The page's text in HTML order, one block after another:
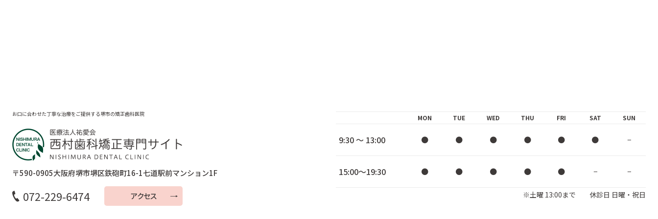
お口に合わせた丁寧な治療をご提供する堺市の矯正歯科医院
〒590-0905大阪府堺市堺区鉄砲町16-1七道駅前マンション1F
072-229-6474 アクセス
MON TUE WED THU FRI SAT SUN
※土曜 13:00まで 休診日 日曜・祝日
9:30 ～ 13:00 ● ● ● ● ● ● −
15:00～19:30 ● ● ● ● ● − −